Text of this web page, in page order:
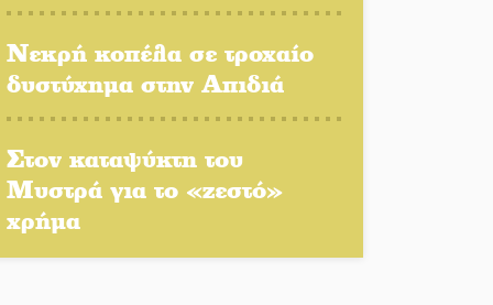
Πλούσιο πολιτιστικό
πρόγραμμα δίνει «χρώμα»
Χασισοφυτεία στην
Παλαιοπαναγιά ξεσκέπασε η
Μπαρόκ μελωδίες κάτω από
Νεκρή κοπέλα σε τροχαίο
δυστύχημα στην Απιδιά
Στον καταψύκτη του
Μυστρά για το «ζεστό»
χρήμα